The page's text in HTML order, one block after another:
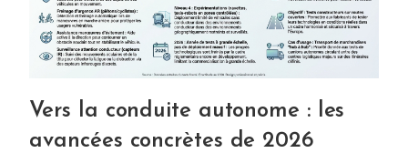
Vers la conduite autonome : les
avancées concrètes de 2026